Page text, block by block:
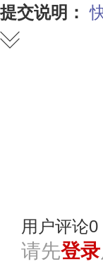
提交说明：
用户评论0
请先登录